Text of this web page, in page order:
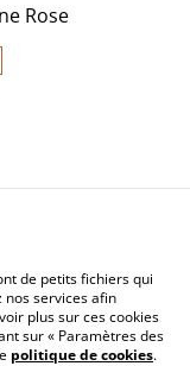
Rose
Terms
Policy
de petits fichiers qui
services afin
plus sur ces cookies
sur « Paramètres des
politique de cookies.